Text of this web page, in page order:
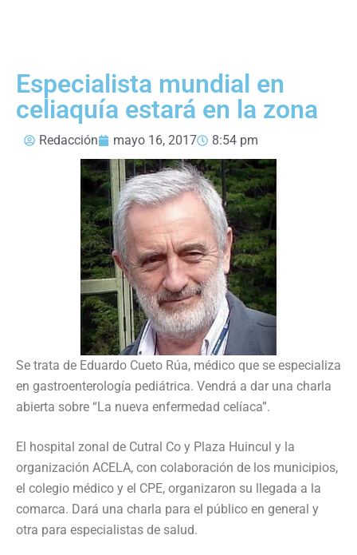
Especialista mundial en
celiaquía estará en la zona
Redacción mayo 16, 2017 8:54 pm
Se trata de Eduardo Cueto Rúa, médico que se especializa
en gastroenterología pediátrica. Vendrá a dar una charla
abierta sobre “La nueva enfermedad celíaca”.
El hospital zonal de Cutral Co y Plaza Huincul y la
organización ACELA, con colaboración de los municipios,
el colegio médico y el CPE, organizaron su llegada a la
comarca. Dará una charla para el público en general y
otra para especialistas de salud.